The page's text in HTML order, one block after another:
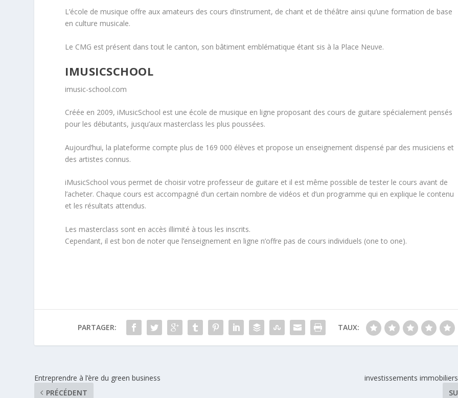
L’école de musique offre aux amateurs des cours d’instrument, de chant et de théâtre ainsi qu’une formation de base
en culture musicale.
Le CMG est présent dans tout le canton, son bâtiment emblématique étant sis à la Place Neuve.
IMUSICSCHOOL
imusic-school.com
Créée en 2009, iMusicSchool est une école de musique en ligne proposant des cours de guitare spécialement pensés
pour les débutants, jusqu’aux masterclass les plus poussées.
Aujourd’hui, la plateforme compte plus de 169 000 élèves et propose un enseignement dispensé par des musiciens et
des artistes connus.
iMusicSchool vous permet de choisir votre professeur de guitare et il est même possible de tester le cours avant de
l’acheter. Chaque cours est accompagné d’un certain nombre de vidéos et d’un programme qui en explique le contenu
et les résultats attendus.
Les masterclass sont en accès illimité à tous les inscrits.
Cependant, il est bon de noter que l’enseignement en ligne n’offre pas de cours individuels (one to one).
PARTAGER: TAUX:
Entreprendre à l’ère du green business
PRÉCÉDENT
investissements